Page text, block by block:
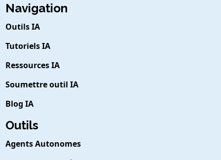
Navigation
Outils IA
Tutoriels IA
Ressources IA
Soumettre outil IA
Blog IA
Outils
Agents Autonomes